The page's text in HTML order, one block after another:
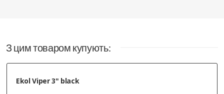
З цим товаром купують:
Ekol Viper 3" black